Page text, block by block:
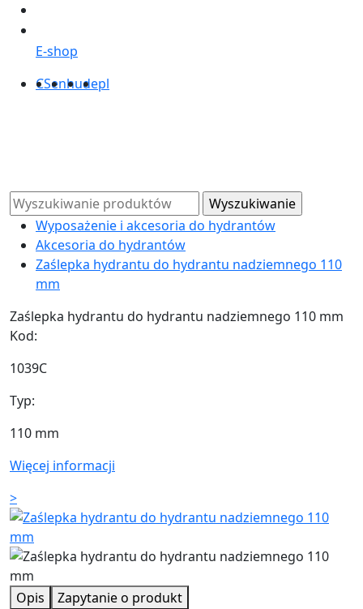
E-shop
CSenhudepl
Wyposażenie i akcesoria do hydrantów
Akcesoria do hydrantów
Zaślepka hydrantu do hydrantu nadziemnego 110
mm
Zaślepka hydrantu do hydrantu nadziemnego 110 mm
Kod:
1039C
Typ:
110 mm
Więcej informacji
>
Opis
Zapytanie o produkt